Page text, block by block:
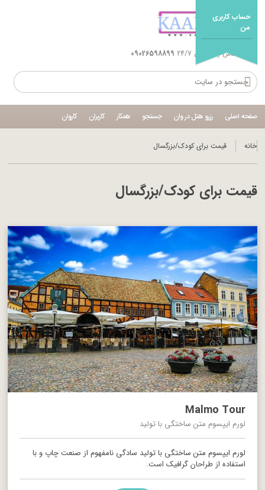
حساب کاربری
من
شماره تماس پشتیبانی 24/7 09026598899
صفحه اصلی رزرو هتل در وان جستجو همکار کاربران کاروان
خانه قیمت برای کودک/بزرگسال
قیمت برای کودک/بزرگسال
Malmo Tour
لورم ایپسوم متن ساختگی با تولید
لورم ایپسوم متن ساختگی با تولید سادگی نامفهوم از صنعت چاپ و با
استفاده از طراحان گرافیک است.